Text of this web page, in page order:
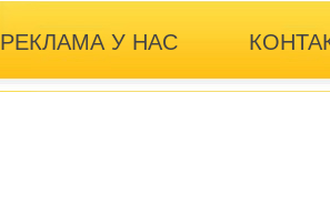
РЕКЛАМА У НАС